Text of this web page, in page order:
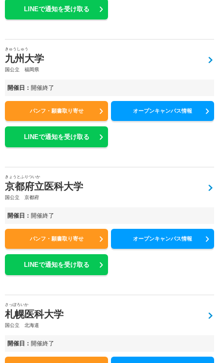
LINEで通知を受け取る
きゅうしゅう
九州大学
国公立 福岡県
開催日： 開催終了
パンフ・願書取り寄せ オープンキャンパス情報
LINEで通知を受け取る
きょうとふりついか
京都府立医科大学
国公立 京都府
開催日： 開催終了
パンフ・願書取り寄せ オープンキャンパス情報
LINEで通知を受け取る
さっぽろいか
札幌医科大学
国公立 北海道
開催日： 開催終了